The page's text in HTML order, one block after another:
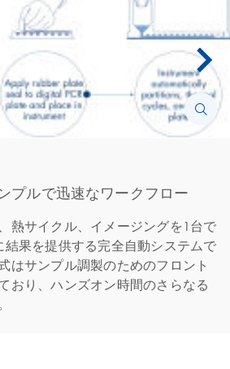
プルで迅速なワークフロー
熱サイクル、イメージングを1台で
果を提供する完全自動システムで
はサンプル調製のためのフロント
おり、ハンズオン時間のさらなる